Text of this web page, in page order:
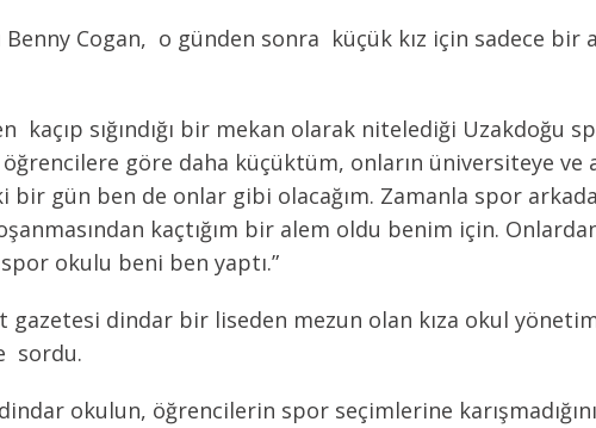
Benny Cogan, o günden sonra küçük kız için sadece
kaçıp sığındığı bir mekan olarak nitelediği Uzakdoğu
öğrencilere göre daha küçüktüm, onların üniversiteye
bir gün ben de onlar gibi olacağım. Zamanla spor
kaçtığım bir alem oldu benim için.
okulu beni ben yaptı.”
dindar bir liseden mezun olan kıza okul
sordu.
okulun, öğrencilerin spor seçimlerine